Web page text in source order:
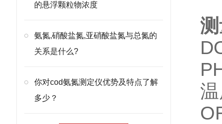
的悬浮颗粒物浓度
氨氮,硝酸盐氮,亚硝酸盐氮与总氮的
关系是什么?
你对cod氨氮测定仪优势及特点了解
多少？